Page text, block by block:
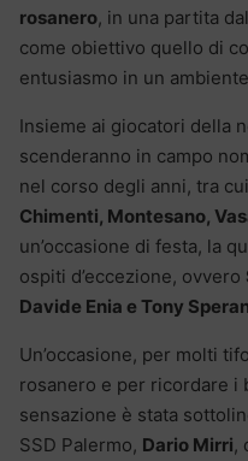
rosanero, in una partita
come obiettivo quello di
entusiasmo in un
Insieme ai giocatori della
scenderanno in campo
nel corso degli anni, tra cui
Chimenti, Montesano,
un’occasione di festa, la
ospiti d’eccezione, ovvero
Davide Enia e Tony
Un’occasione, per molti
rosanero e per ricordare i
sensazione è stata
SSD Palermo, Dario Mirri,